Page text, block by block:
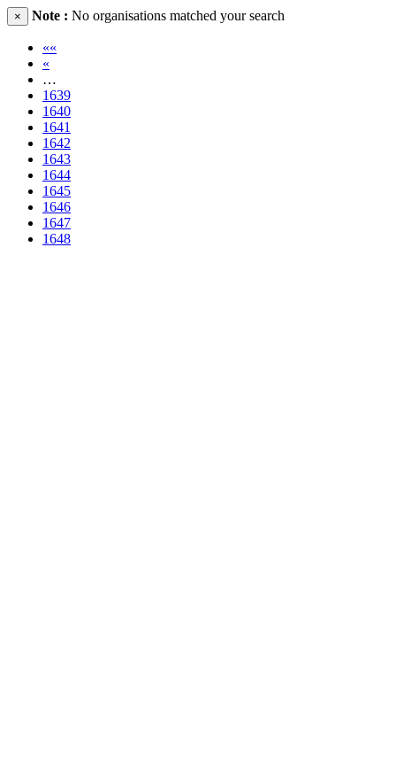
× Note : No organisations matched your search
««
«
…
1639
1640
1641
1642
1643
1644
1645
1646
1647
1648